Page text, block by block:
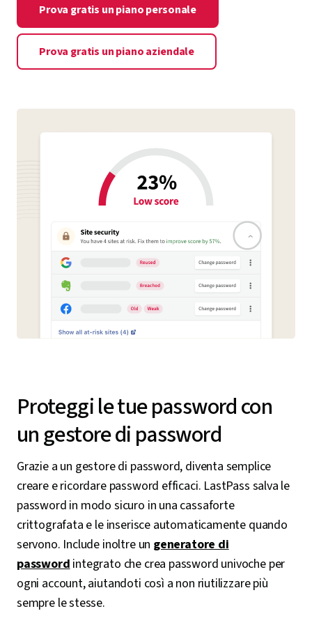
Prova gratis un piano personale
Prova gratis un piano aziendale
Proteggi le tue password con
un gestore di password
Grazie a un gestore di password, diventa semplice
creare e ricordare password efficaci. LastPass salva le
password in modo sicuro in una cassaforte
crittografata e le inserisce automaticamente quando
servono. Include inoltre un generatore di
password integrato che crea password univoche per
ogni account, aiutandoti così a non riutilizzare più
sempre le stesse.